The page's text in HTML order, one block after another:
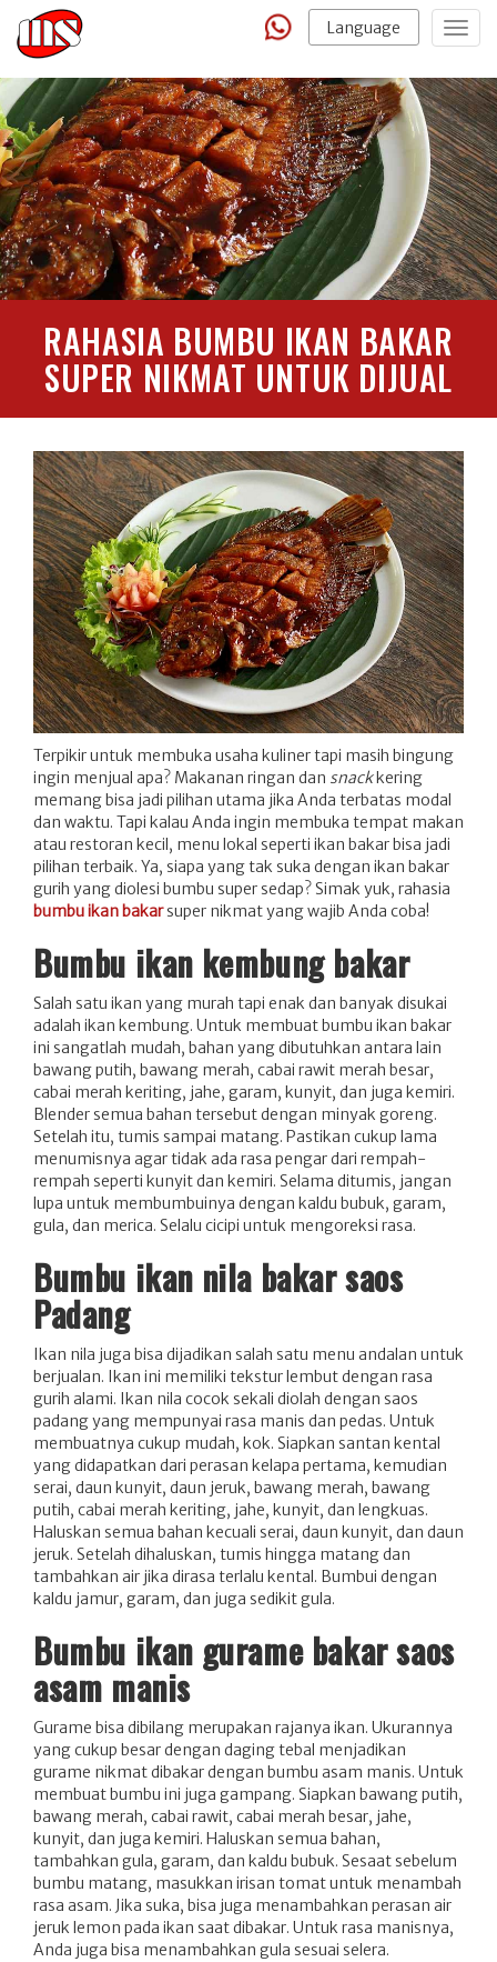
Language
RAHASIA BUMBU IKAN BAKAR
SUPER NIKMAT UNTUK DIJUAL
Terpikir untuk membuka usaha kuliner tapi masih bingung
ingin menjual apa? Makanan ringan dan snackkering
memang bisa jadi pilihan utama jika Anda terbatas modal
dan waktu. Tapi kalau Anda ingin membuka tempat makan
atau restoran kecil, menu lokal seperti ikan bakar bisa jadi
pilihan terbaik. Ya, siapa yang tak suka dengan ikan bakar
gurih yang diolesi bumbu super sedap? Simak yuk, rahasia
bumbu ikan bakarsuper nikmat yang wajib Anda coba!
Bumbu ikan kembung bakar
Salah satu ikan yang murah tapi enak dan banyak disukai
adalah ikan kembung. Untuk membuat bumbu ikan bakar
ini sangatlah mudah, bahan yang dibutuhkan antara lain
bawang putih, bawang merah, cabai rawit merah besar,
cabai merah keriting, jahe, garam, kunyit, dan juga kemiri.
Blender semua bahan tersebut dengan minyak goreng.
Setelah itu, tumis sampai matang. Pastikan cukup lama
menumisnya agar tidak ada rasa pengar dari rempah-
rempah seperti kunyit dan kemiri. Selama ditumis, jangan
lupa untuk membumbuinya dengan kaldu bubuk, garam,
gula, dan merica. Selalu cicipi untuk mengoreksi rasa.
Bumbu ikan nila bakar saos
Padang
Ikan nila juga bisa dijadikan salah satu menu andalan untuk
berjualan. Ikan ini memiliki tekstur lembut dengan rasa
gurih alami. Ikan nila cocok sekali diolah dengan saos
padang yang mempunyai rasa manis dan pedas. Untuk
membuatnya cukup mudah, kok. Siapkan santan kental
yang didapatkan dari perasan kelapa pertama, kemudian
serai, daun kunyit, daun jeruk, bawang merah, bawang
putih, cabai merah keriting, jahe, kunyit, dan lengkuas.
Haluskan semua bahan kecuali serai, daun kunyit, dan daun
jeruk. Setelah dihaluskan, tumis hingga matang dan
tambahkan air jika dirasa terlalu kental. Bumbui dengan
kaldu jamur, garam, dan juga sedikit gula.
Bumbu ikan gurame bakar saos
asam manis
Gurame bisa dibilang merupakan rajanya ikan. Ukurannya
yang cukup besar dengan daging tebal menjadikan
gurame nikmat dibakar dengan bumbu asam manis. Untuk
membuat bumbu ini juga gampang. Siapkan bawang putih,
bawang merah, cabai rawit, cabai merah besar, jahe,
kunyit, dan juga kemiri. Haluskan semua bahan,
tambahkan gula, garam, dan kaldu bubuk. Sesaat sebelum
bumbu matang, masukkan irisan tomat untuk menambah
rasa asam. Jika suka, bisa juga menambahkan perasan air
jeruk lemon pada ikan saat dibakar. Untuk rasa manisnya,
Anda juga bisa menambahkan gula sesuai selera.